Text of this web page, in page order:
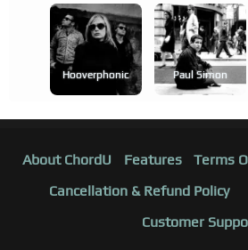
Hooverphonic Paul Simon
About ChordU Features Terms
Cancellation & Refund Policy
Customer